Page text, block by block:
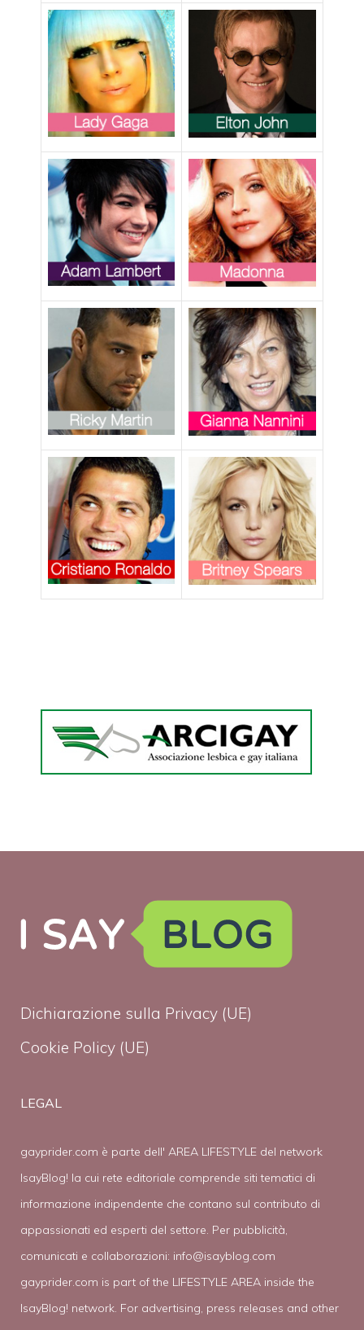
Dichiarazione sulla Privacy (UE)
Cookie Policy (UE)
LEGAL
gayprider.com è parte dell' AREA LIFESTYLE del network
IsayBlog! la cui rete editoriale comprende siti tematici di
informazione indipendente che contano sul contributo di
appassionati ed esperti del settore. Per pubblicità,
comunicati e collaborazioni: info@isayblog.com
gayprider.com is part of the LIFESTYLE AREA inside the
IsayBlog! network. For advertising, press releases and other